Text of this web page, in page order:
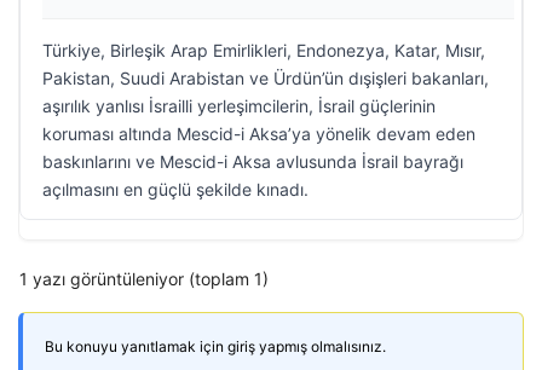
Türkiye, Birleşik Arap Emirlikleri, Endonezya, Katar, Mısır,
Pakistan, Suudi Arabistan ve Ürdün’ün dışişleri bakanları,
aşırılık yanlısı İsrailli yerleşimcilerin, İsrail güçlerinin
koruması altında Mescid-i Aksa’ya yönelik devam eden
baskınlarını ve Mescid-i Aksa avlusunda İsrail bayrağı
açılmasını en güçlü şekilde kınadı.
1 yazı görüntüleniyor (toplam 1)
Bu konuyu yanıtlamak için giriş yapmış olmalısınız.